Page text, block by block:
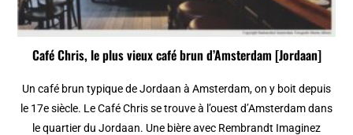
Café Chris, le plus vieux café brun d’Amsterdam [Jordaan]
Un café brun typique de Jordaan à Amsterdam, on y boit depuis
le 17e siècle. Le Café Chris se trouve à l’ouest d’Amsterdam dans
le quartier du Jordaan. Une bière avec Rembrandt Imaginez